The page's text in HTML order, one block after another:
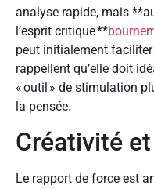
analyse rapide, mais
l’esprit critique **
peut initialement
rappellent qu’elle doit
« outil » de stimulation
la pensée.
Créativité et
Le rapport de force est